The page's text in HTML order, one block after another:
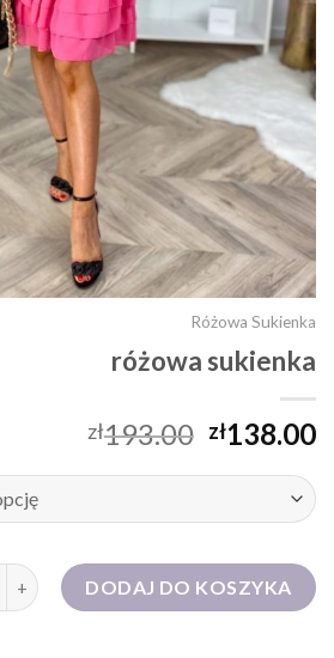
Różowa Sukienka
różowa sukienka
zł193.00 zł138.00
sukienkaDODAJ DO KOSZYKA